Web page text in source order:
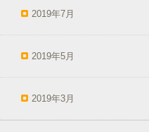
2019年7月
2019年5月
2019年3月